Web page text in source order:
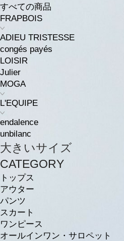
すべての商品
FRAPBOIS
ADIEU TRISTESSE
congés payés
LOISIR
Julier
MOGA
L'EQUIPE
endalence
unbilanc
大きいサイズ
CATEGORY
トップス
アウター
パンツ
スカート
ワンピース
オールインワン・サロペット